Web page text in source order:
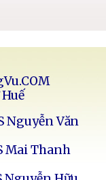
Nguyễn Văn
Mai Thanh